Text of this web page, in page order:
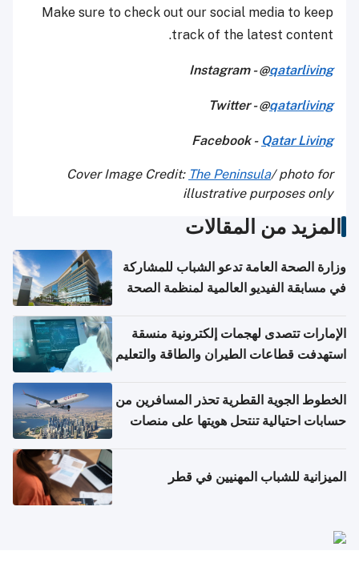
Make sure to check out our social media to keep
track of the latest content.
Instagram - @qatarliving
Twitter - @qatarliving
Facebook - Qatar Living
Cover Image Credit: The Peninsula/ photo for
illustrative purposes only
المزيد من المقالات
وزارة الصحة العامة تدعو الشباب للمشاركة
في مسابقة الفيديو العالمية لمنظمة الصحة
الإمارات تتصدى لهجمات إلكترونية منسقة
استهدفت قطاعات الطيران والطاقة والتعليم
الخطوط الجوية القطرية تحذر المسافرين من
حسابات احتيالية تنتحل هويتها على منصات
الميزانية للشباب المهنيين في قطر